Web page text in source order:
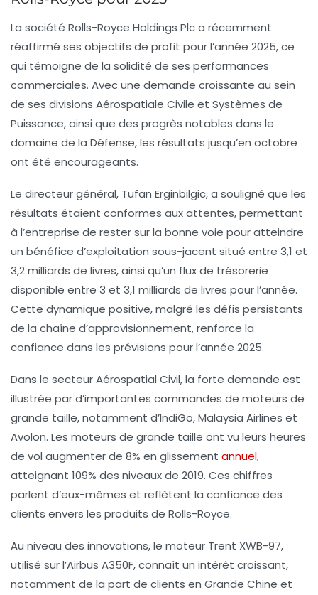
La société Rolls-Royce Holdings Plca récemment
réaffirmé ses objectifs de profit pour l’année 2025, ce
qui témoigne de la solidité de ses performances
commerciales. Avec une demande croissante au sein
de ses divisions Aérospatiale Civile et Systèmes de
Puissance, ainsi que des progrès notables dans le
domaine de la Défense, les résultats jusqu’en octobre
ont été encourageants.
Le directeur général, Tufan Erginbilgic, a souligné que les
résultats étaient conformes aux attentes, permettant
à l’entreprise de rester sur la bonne voie pour atteindre
un bénéfice d’exploitation sous-jacent situé entre 3,1 et
3,2 milliards de livres, ainsi qu’un flux de trésorerie
disponible entre 3 et 3,1 milliards de livres pour l’année.
Cette dynamique positive, malgré les défis persistants
de la chaîne d’approvisionnement, renforce la
confiance dans les prévisions pour l’année 2025.
Dans le secteurAérospatial Civil, la forte demande est
illustrée par d’importantes commandes de moteurs de
grande taille, notamment d’IndiGo,Malaysia Airlines et
Avolon. Les moteurs de grande taille ont vu leurs heures
de vol augmenter de 8% en glissement annuel,
atteignant 109% des niveaux de 2019. Ces chiffres
parlent d’eux-mêmes et reflètent la confiance des
clients envers les produits de Rolls-Royce.
Au niveau des innovations, le moteur Trent XWB-97,
utilisé sur l’Airbus A350F, connaît un intérêt croissant,
notamment de la part de clients en Grande Chine et